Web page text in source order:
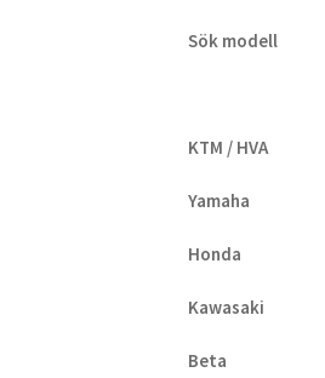
Sök modell
KTM / HVA
Yamaha
Honda
Kawasaki
Beta